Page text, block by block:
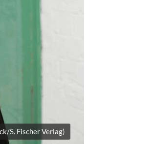
S. Fischer Verlag)